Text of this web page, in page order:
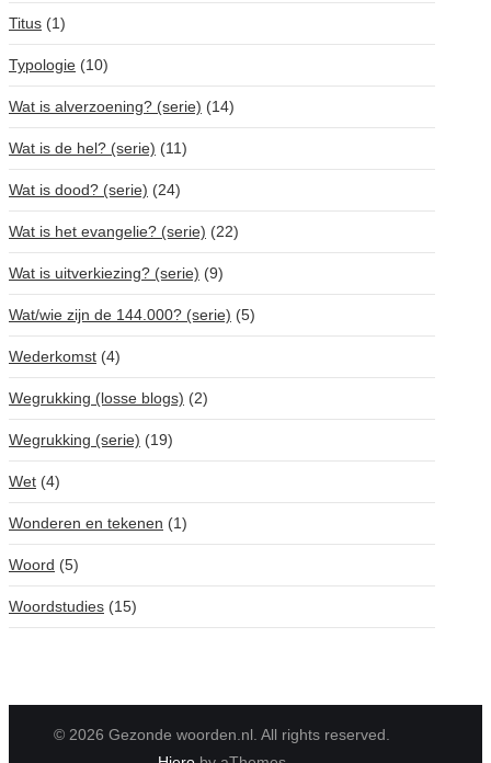
Titus (1)
Typologie (10)
Wat is alverzoening? (serie) (14)
Wat is de hel? (serie) (11)
Wat is dood? (serie) (24)
Wat is het evangelie? (serie) (22)
Wat is uitverkiezing? (serie) (9)
Wat/wie zijn de 144.000? (serie) (5)
Wederkomst (4)
Wegrukking (losse blogs) (2)
Wegrukking (serie) (19)
Wet (4)
Wonderen en tekenen (1)
Woord (5)
Woordstudies (15)
© 2026 Gezonde woorden.nl. All rights reserved.